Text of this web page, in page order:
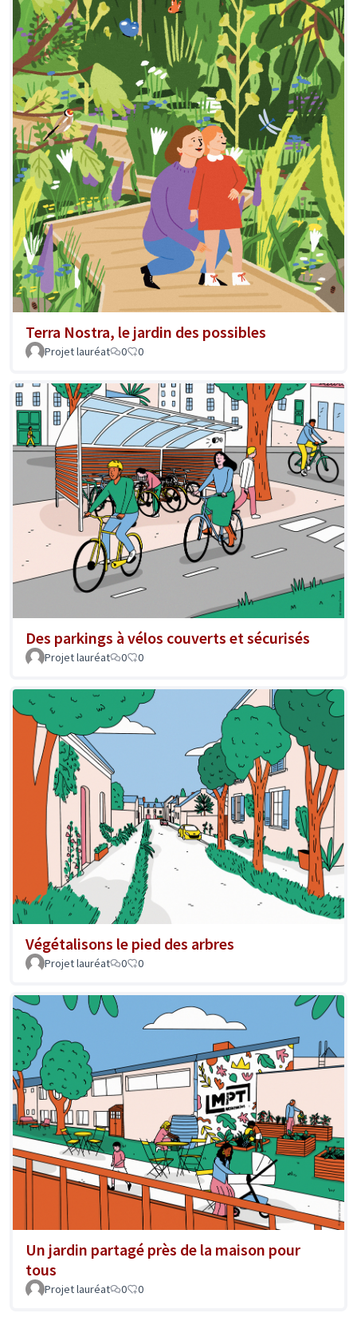
Terra Nostra, le jardin des possibles
Projet lauréat 0 0
Des parkings à vélos couverts et sécurisés
Projet lauréat 0 0
Végétalisons le pied des arbres
Projet lauréat 0 0
Un jardin partagé près de la maison pour
tous
Projet lauréat 0 0